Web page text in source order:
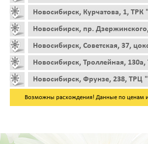
Новосибирск, Курчатова, 1,
Новосибирск, пр.
Новосибирск, Советская, 37,
Новосибирск, Троллейная,
Новосибирск, Фрунзе, 238,
Возможны расхождения! Данные по ценам и